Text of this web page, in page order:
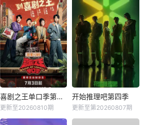
喜剧之王单口季第三季
更新至20260810期
开始推理吧第四季
更新至第20260807期